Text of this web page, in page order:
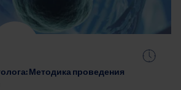
Методика проведения